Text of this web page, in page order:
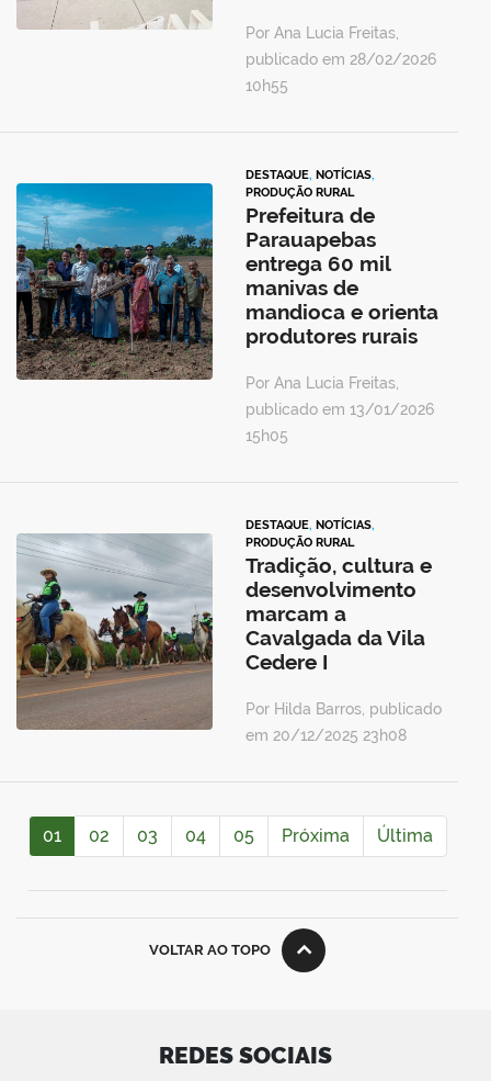
Por Ana Lucia Freitas,
publicado em 28/02/2026
10h55
DESTAQUE, NOTÍCIAS,
PRODUÇÃO RURAL
Prefeitura de
Parauapebas
entrega 60 mil
manivas de
mandioca e orienta
produtores rurais
Por Ana Lucia Freitas,
publicado em 13/01/2026
15h05
DESTAQUE, NOTÍCIAS,
PRODUÇÃO RURAL
Tradição, cultura e
desenvolvimento
marcam a
Cavalgada da Vila
Cedere I
Por Hilda Barros, publicado
em 20/12/2025 23h08
01 02 03 04 05 Próxima Última
VOLTAR AO TOPO
REDES SOCIAIS